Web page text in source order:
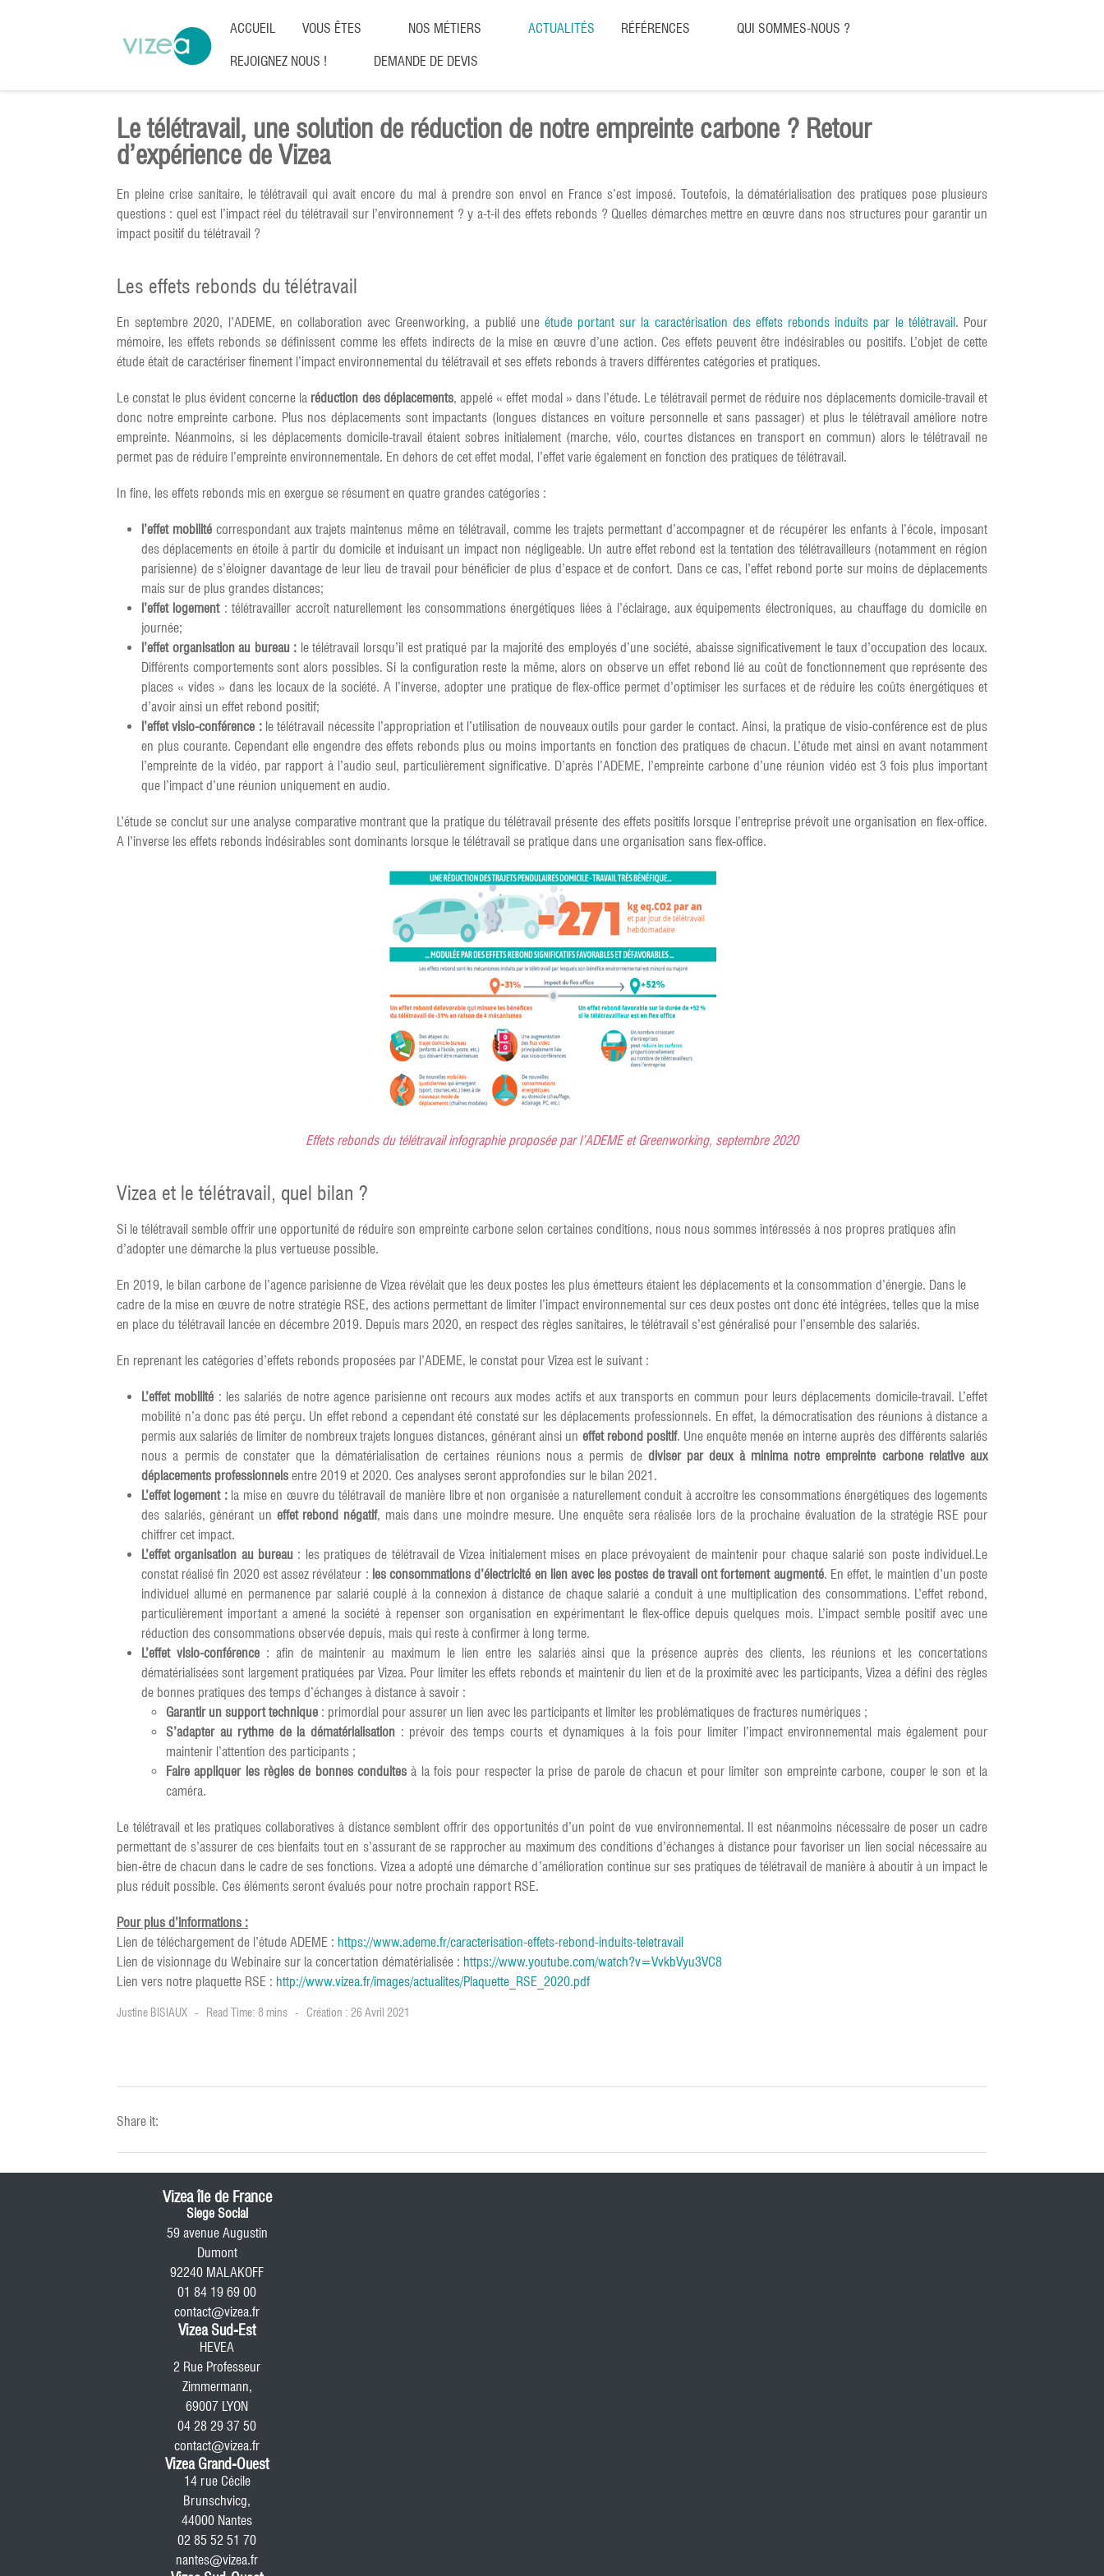
ACCUEIL VOUS ÊTES NOS MÉTIERS ACTUALITÉS RÉFÉRENCES QUI SOMMES-NOUS ?
REJOIGNEZ NOUS ! DEMANDE DE DEVIS
Le télétravail, une solution de réduction de notre empreinte carbone ? Retour
d’expérience de Vizea
En pleine crise sanitaire, le télétravail qui avait encore du mal à prendre son envol en France s’est imposé. Toutefois, la dématérialisation des pratiques pose plusieurs
questions : quel est l’impact réel du télétravail sur l’environnement ? y a-t-il des effets rebonds ? Quelles démarches mettre en œuvre dans nos structures pour garantir un
impact positif du télétravail ?
Les effets rebonds du télétravail
En septembre 2020, l’ADEME, en collaboration avec Greenworking, a publié une étude portant sur la caractérisation des effets rebonds induits par le télétravail. Pour
mémoire, les effets rebonds se définissent comme les effets indirects de la mise en œuvre d’une action. Ces effets peuvent être indésirables ou positifs. L’objet de cette
étude était de caractériser finement l’impact environnemental du télétravail et ses effets rebonds à travers différentes catégories et pratiques.
Le constat le plus évident concerne la réduction des déplacements, appelé « effet modal » dans l’étude. Le télétravail permet de réduire nos déplacements domicile-travail et
donc notre empreinte carbone. Plus nos déplacements sont impactants (longues distances en voiture personnelle et sans passager) et plus le télétravail améliore notre
empreinte. Néanmoins, si les déplacements domicile-travail étaient sobres initialement (marche, vélo, courtes distances en transport en commun) alors le télétravail ne
permet pas de réduire l’empreinte environnementale. En dehors de cet effet modal, l’effet varie également en fonction des pratiques de télétravail.
In fine, les effets rebonds mis en exergue se résument en quatre grandes catégories :
l’effet mobilité correspondant aux trajets maintenus même en télétravail, comme les trajets permettant d’accompagner et de récupérer les enfants à l’école, imposant
des déplacements en étoile à partir du domicile et induisant un impact non négligeable. Un autre effet rebond est la tentation des télétravailleurs (notamment en région
parisienne) de s’éloigner davantage de leur lieu de travail pour bénéficier de plus d’espace et de confort. Dans ce cas, l’effet rebond porte sur moins de déplacements
mais sur de plus grandes distances;
l’effet logement: télétravailler accroît naturellement les consommations énergétiques liées à l’éclairage, aux équipements électroniques, au chauffage du domicile en
journée;
l’effet organisation au bureau : le télétravail lorsqu’il est pratiqué par la majorité des employés d’une société, abaisse significativement le taux d’occupation des locaux.
Différents comportements sont alors possibles. Si la configuration reste la même, alors on observe un effet rebond lié au coût de fonctionnement que représente des
places « vides » dans les locaux de la société. A l’inverse, adopter une pratique de flex-office permet d’optimiser les surfaces et de réduire les coûts énergétiques et
d’avoir ainsi un effet rebond positif;
l’effet visio-conférence :le télétravail nécessite l’appropriation et l’utilisation de nouveaux outils pour garder le contact. Ainsi, la pratique de visio-conférence est de plus
en plus courante. Cependant elle engendre des effets rebonds plus ou moins importants en fonction des pratiques de chacun. L’étude met ainsi en avant notamment
l’empreinte de la vidéo, par rapport à l’audio seul, particulièrement significative. D’après l’ADEME, l’empreinte carbone d’une réunion vidéo est 3 fois plus important
que l’impact d’une réunion uniquement en audio.
L’étude se conclut sur une analyse comparative montrant que la pratique du télétravail présente des effets positifs lorsque l’entreprise prévoit une organisation en flex-office.
A l’inverse les effets rebonds indésirables sont dominants lorsque le télétravail se pratique dans une organisation sans flex-office.
Effets rebonds du télétravail infographie proposée par l’ADEME et Greenworking, septembre 2020
Vizea et le télétravail, quel bilan ?
Si le télétravail semble offrir une opportunité de réduire son empreinte carbone selon certaines conditions, nous nous sommes intéressés à nos propres pratiques afin
d’adopter une démarche la plus vertueuse possible.
En 2019, le bilan carbone de l’agence parisienne de Vizea révélait que les deux postes les plus émetteurs étaient les déplacements et la consommation d’énergie. Dans le
cadre de la mise en œuvre de notre stratégie RSE, des actions permettant de limiter l’impact environnemental sur ces deux postes ont donc été intégrées, telles que la mise
en place du télétravail lancée en décembre 2019. Depuis mars 2020, en respect des règles sanitaires, le télétravail s’est généralisé pour l’ensemble des salariés.
En reprenant les catégories d’effets rebonds proposées par l’ADEME, le constat pour Vizea est le suivant :
L’effet mobilité : les salariés de notre agence parisienne ont recours aux modes actifs et aux transports en commun pour leurs déplacements domicile-travail. L’effet
mobilité n’a donc pas été perçu. Un effet rebond a cependant été constaté sur les déplacements professionnels. En effet, la démocratisation des réunions à distance a
permis aux salariés de limiter de nombreux trajets longues distances, générant ainsi un effet rebond positif. Une enquête menée en interne auprès des différents salariés
nous a permis de constater que la dématérialisation de certaines réunions nous a permis de diviser par deux à minima notre empreinte carbone relative aux
déplacements professionnels entre 2019 et 2020. Ces analyses seront approfondies sur le bilan 2021.
L’effet logement :la mise en œuvre du télétravail de manière libre et non organisée a naturellement conduit à accroitre les consommations énergétiques des logements
des salariés, générant un effet rebond négatif, mais dans une moindre mesure. Une enquête sera réalisée lors de la prochaine évaluation de la stratégie RSE pour
chiffrer cet impact.
L’effet organisation au bureau : les pratiques de télétravail de Vizea initialement mises en place prévoyaient de maintenir pour chaque salarié son poste individuel.Le
constat réalisé fin 2020 est assez révélateur : les consommations d’électricité en lien avec les postes de travail ont fortement augmenté. En effet, le maintien d’un poste
individuel allumé en permanence par salarié couplé à la connexion à distance de chaque salarié a conduit à une multiplication des consommations. L’effet rebond,
particulièrement important a amené la société à repenser son organisation en expérimentant le flex-office depuis quelques mois. L’impact semble positif avec une
réduction des consommations observée depuis, mais qui reste à confirmer à long terme.
L’effet visio-conférence: afin de maintenir au maximum le lien entre les salariés ainsi que la présence auprès des clients, les réunions et les concertations
dématérialisées sont largement pratiquées par Vizea. Pour limiter les effets rebonds et maintenir du lien et de la proximité avec les participants, Vizea a défini des règles
de bonnes pratiques des temps d’échanges à distance à savoir :
Garantir un support technique : primordial pour assurer un lien avec les participants et limiter les problématiques de fractures numériques ;
S’adapter au rythme de la dématérialisation: prévoir des temps courts et dynamiques à la fois pour limiter l’impact environnemental mais également pour
maintenir l’attention des participants ;
Faire appliquer les règles de bonnes conduitesà la fois pour respecter la prise de parole de chacun et pour limiter son empreinte carbone, couper le son et la
caméra.
Le télétravail et les pratiques collaboratives à distance semblent offrir des opportunités d’un point de vue environnemental. Il est néanmoins nécessaire de poser un cadre
permettant de s’assurer de ces bienfaits tout en s’assurant de se rapprocher au maximum des conditions d’échanges à distance pour favoriser un lien social nécessaire au
bien-être de chacun dans le cadre de ses fonctions. Vizea a adopté une démarche d’amélioration continue sur ses pratiques de télétravail de manière à aboutir à un impact le
plus réduit possible. Ces éléments seront évalués pour notre prochain rapport RSE.
Pour plus d’informations :
Lien de téléchargement de l’étude ADEME : https://www.ademe.fr/caracterisation-effets-rebond-induits-teletravail
Lien de visionnage du Webinaire sur la concertation dématérialisée : https://www.youtube.com/watch?v=VvkbVyu3VC8
Lien vers notre plaquette RSE : http://www.vizea.fr/images/actualites/Plaquette_RSE_2020.pdf
Justine BISIAUX Read Time: 8 mins Création : 26 Avril 2021
Share it:
Vizea île de France
Siege Social
59 avenue Augustin
Dumont
92240 MALAKOFF
01 84 19 69 00
contact@vizea.fr
Vizea Sud-Est
HEVEA
2 Rue Professeur
Zimmermann,
69007 LYON
04 28 29 37 50
contact@vizea.fr
Vizea Grand-Ouest
14 rue Cécile
Brunschvicg,
44000 Nantes
02 85 52 51 70
nantes@vizea.fr